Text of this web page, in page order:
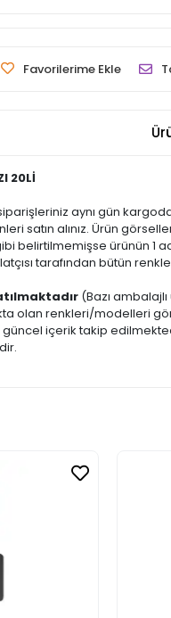
Favorilerime Ekle
20Lİ
aynı gün
satın alınız. Ürün
belirtilmemişse ürünün 1
tarafından bütün
(Bazı
olan renkleri/modelleri
içerik takip